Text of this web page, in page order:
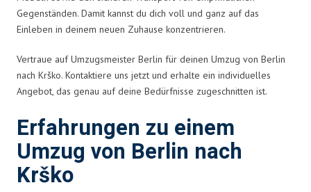
Gegenständen. Damit kannst du dich voll und ganz auf das
Einleben in deinem neuen Zuhause konzentrieren.
Vertraue auf Umzugsmeister Berlin für deinen Umzug von Berlin
nach Krško. Kontaktiere uns jetzt und erhalte ein individuelles
Angebot, das genau auf deine Bedürfnisse zugeschnitten ist.
Erfahrungen zu einem
Umzug von Berlin nach
Krško